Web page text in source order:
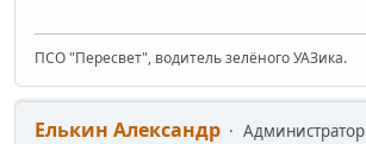
ПСО "Пересвет", водитель зелёного УАЗика.
Елькин Александр
Администратор